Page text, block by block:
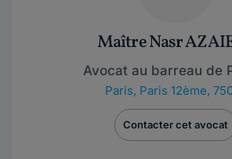
Maître Nasr
Avocat au barreau de
Paris, Paris 12ème,
Contacter cet avocat